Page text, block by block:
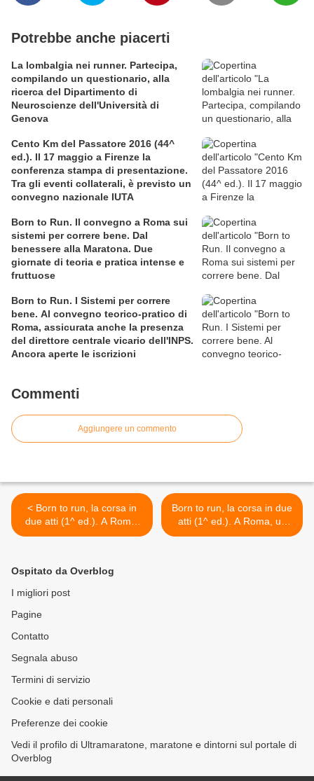
Potrebbe anche piacerti
La lombalgia nei runner. Partecipa,
compilando un questionario, alla
ricerca del Dipartimento di
Neuroscienze dell'Università di
Genova
Cento Km del Passatore 2016 (44^
ed.). Il 17 maggio a Firenze la
conferenza stampa di presentazione.
Tra gli eventi collaterali, è previsto un
convegno nazionale IUTA
Born to Run. Il convegno a Roma sui
sistemi per correre bene. Dal
benessere alla Maratona. Due
giornate di teoria e pratica intense e
fruttuose
Born to Run. I Sistemi per correre
bene. Al convegno teorico-pratico di
Roma, assicurata anche la presenza
del direttore centrale vicario dell'INPS.
Ancora aperte le iscrizioni
Commenti
Aggiungere un commento
< Born to run, la corsa in
due atti (1^ ed.). A Roma,
un convegno teorico-pratico
Born to run, la corsa in due
atti (1^ ed.). A Roma, un
convegno teorico-pratico
Ospitato da Overblog
I migliori post
Pagine
Contatto
Segnala abuso
Termini di servizio
Cookie e dati personali
Preferenze dei cookie
Vedi il profilo di Ultramaratone, maratone e dintorni sul portale di
Overblog